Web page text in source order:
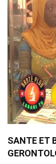
SANTE ET